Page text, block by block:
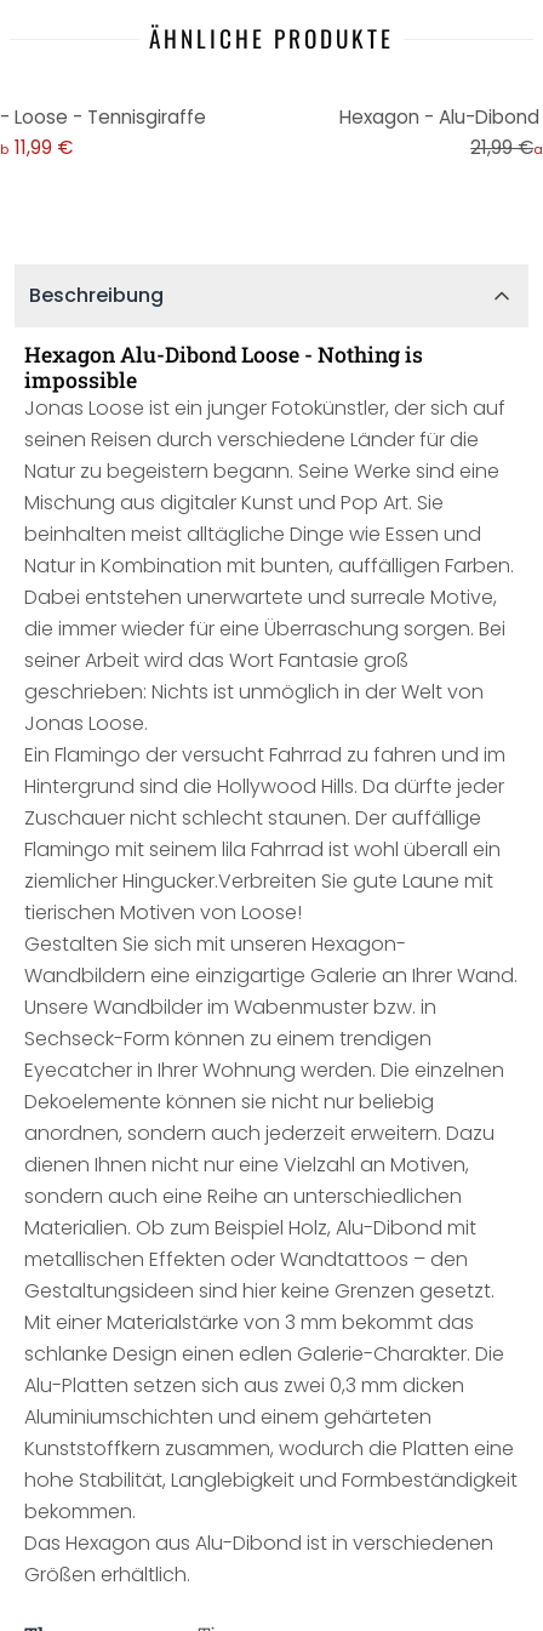
ÄHNLICHE PRODUKTE
Loose - Tennisgiraffe
11,99 €
Hexagon - Alu-
21,99 €
Beschreibung
Hexagon Alu-Dibond Loose - Nothing is
impossible
Jonas Loose ist ein junger Fotokünstler, der sich auf
seinen Reisen durch verschiedene Länder für die
Natur zu begeistern begann. Seine Werke sind eine
Mischung aus digitaler Kunst und Pop Art. Sie
beinhalten meist alltägliche Dinge wie Essen und
Natur in Kombination mit bunten, auffälligen Farben.
Dabei entstehen unerwartete und surreale Motive,
die immer wieder für eine Überraschung sorgen. Bei
seiner Arbeit wird das Wort Fantasie groß
geschrieben: Nichts ist unmöglich in der Welt von
Jonas Loose.
Ein Flamingo der versucht Fahrrad zu fahren und im
Hintergrund sind die Hollywood Hills. Da dürfte jeder
Zuschauer nicht schlecht staunen. Der auffällige
Flamingo mit seinem lila Fahrrad ist wohl überall ein
ziemlicher Hingucker.Verbreiten Sie gute Laune mit
tierischen Motiven von Loose!
Gestalten Sie sich mit unseren Hexagon-
Wandbildern eine einzigartige Galerie an Ihrer Wand.
Unsere Wandbilder im Wabenmuster bzw. in
Sechseck-Form können zu einem trendigen
Eyecatcher in Ihrer Wohnung werden. Die einzelnen
Dekoelemente können sie nicht nur beliebig
anordnen, sondern auch jederzeit erweitern. Dazu
dienen Ihnen nicht nur eine Vielzahl an Motiven,
sondern auch eine Reihe an unterschiedlichen
Materialien. Ob zum Beispiel Holz, Alu-Dibond mit
metallischen Effekten oder Wandtattoos – den
Gestaltungsideen sind hier keine Grenzen gesetzt.
Mit einer Materialstärke von 3 mm bekommt das
schlanke Design einen edlen Galerie-Charakter. Die
Alu-Platten setzen sich aus zwei 0,3 mm dicken
Aluminiumschichten und einem gehärteten
Kunststoffkern zusammen, wodurch die Platten eine
hohe Stabilität, Langlebigkeit und Formbeständigkeit
bekommen.
Das Hexagon aus Alu-Dibond ist in verschiedenen
Größen erhältlich.